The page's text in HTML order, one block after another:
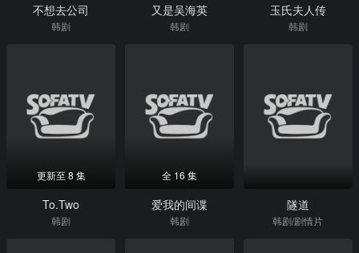
不想去公司
韩剧
又是吴海英
韩剧
玉氏夫人传
韩剧
更新至 8 集
To.Two
韩剧
全 16 集
爱我的间谍
韩剧
隧道
韩剧/剧情片